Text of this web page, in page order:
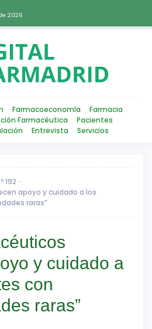
2026
Farmacoeconomía
Farmacia
Farmacéutica
Pacientes
Entrevista Servicios
192
apoyo y cuidado a los
raras”
y cuidado a
con
raras”